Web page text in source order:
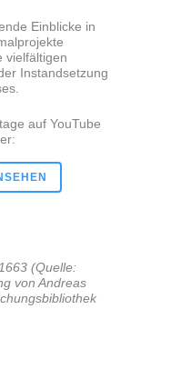
Einblicke in
vielfältigen
Instandsetzung
auf YouTube
(Quelle:
von Andreas